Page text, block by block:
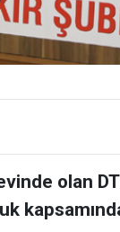
olan